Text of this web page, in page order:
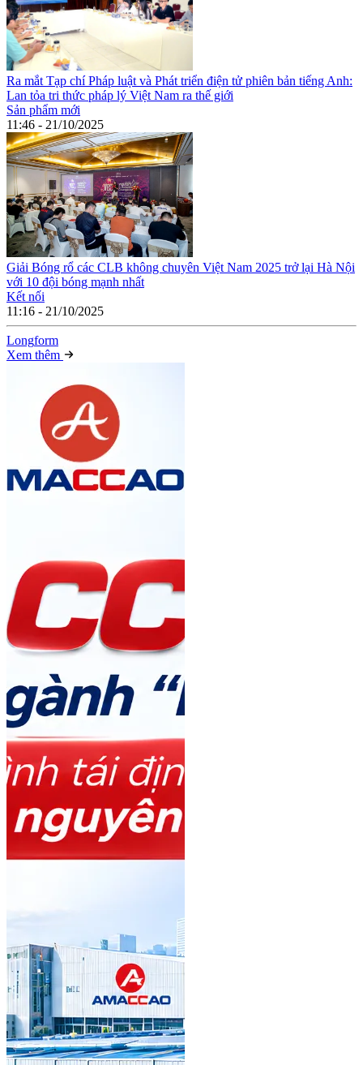
Ra mắt Tạp chí Pháp luật và Phát triển điện tử phiên bản tiếng Anh:
Lan tỏa tri thức pháp lý Việt Nam ra thế giới
Sản phẩm mới
11:46 - 21/10/2025
Giải Bóng rổ các CLB không chuyên Việt Nam 2025 trở lại Hà Nội
với 10 đội bóng mạnh nhất
Kết nối
11:16 - 21/10/2025
Longform
Xem thêm